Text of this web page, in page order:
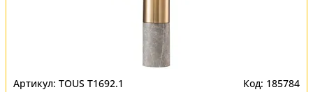
TOUS T1692.1 185784